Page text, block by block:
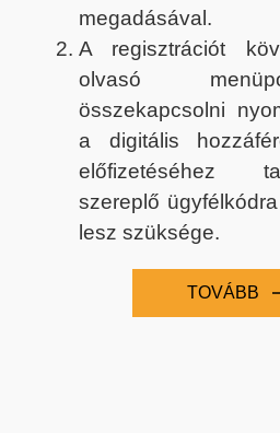
megadásával.
A regisztrációt
olvasó
összekapcsolni
a digitális
előfizetéséhez
szereplő
lesz szüksége.
TOVÁBB